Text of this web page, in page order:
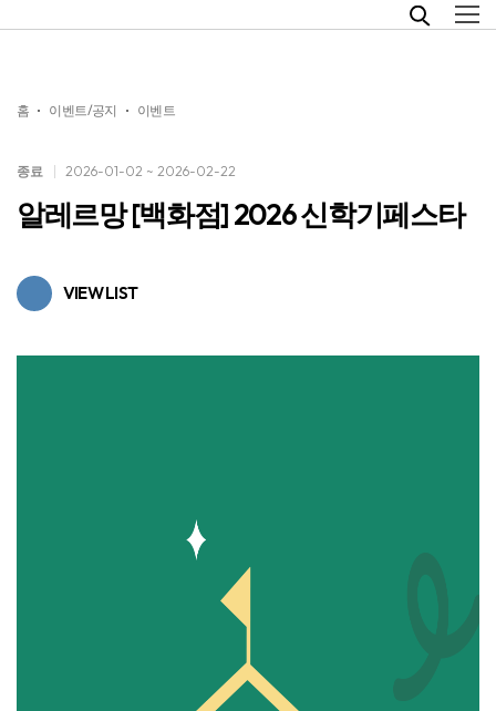
홈 이벤트/공지 이벤트
종료 2026-01-02 ~ 2026-02-22
알레르망 [백화점] 2026 신학기페스타
VIEW LIST